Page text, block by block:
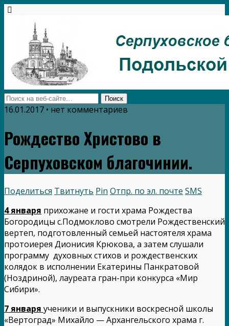
16.01.2017 • нет комментариев
Рождество Христово в
Серпуховском благочинии.
Поделиться Твитнуть Pin Отпр. по эл. почте SMS
4 января прихожане и гости храма Рождества
Богородицы с.Подмоклово смотрели Рождественский
вертеп, подготовленный семьей настоятеля храма
протоиерея Дионисия Крюкова, а затем слушали
программу духовных стихов и рождественских
колядок в исполнении Екатерины Панкратовой
(Ноздриной), лауреата гран-при конкурса «Мир
Сибири».
7 января ученики и выпускники воскресной школы
«Вертоград» Михайло — Архангельского храма г.